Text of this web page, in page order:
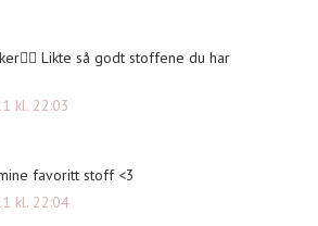
Likte så godt stoffene du har
kl. 22:03
favoritt stoff <3
kl. 22:04